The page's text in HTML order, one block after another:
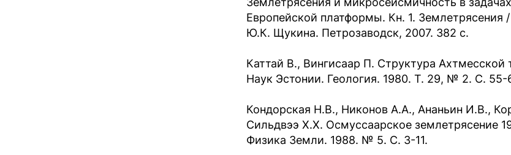
Европейской платформы. Кн. 1.
Ю.К. Щукина. Петрозаводск, 2007. 382 с.
Каттай В., Вингисаар П. Структура
Наук Эстонии. Геология. 1980. Т. 29, № 2. С. 55-
Кондорская Н.В., Никонов А.А., Ананьин И.В.,
Сильдвээ Х.Х. Осмуссаарское землетрясение
Физика Земли. 1988. № 5. С. 3-11.